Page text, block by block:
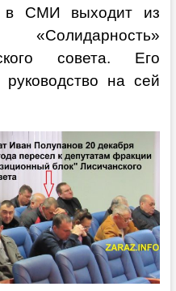
в СМИ выходит из
совета. Его
на сей